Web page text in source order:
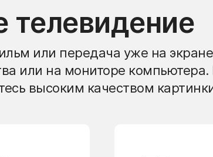
телевидение
или передача уже на
или на мониторе
высоким качеством